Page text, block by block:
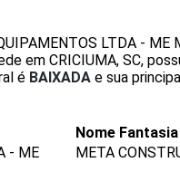
LTDA - ME
em CRICIUMA, SC,
é BAIXADA e sua
- ME
Nome Fantasia
META